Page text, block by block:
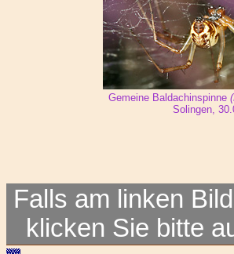
Gemeine Baldachinspinne
Solingen,
Falls am linken
klicken Sie bitte